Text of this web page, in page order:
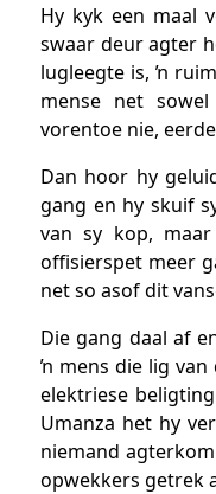
Hy kyk een maal
swaar deur agter
lugleegte is, ŉ
mense net
vorentoe nie,
Dan hoor hy
gang en hy skuif
van sy kop,
offisierspet meer
net so asof dit
Die gang daal af
ŉ mens die lig van
elektriese
Umanza het hy
niemand
opwekkers getrek